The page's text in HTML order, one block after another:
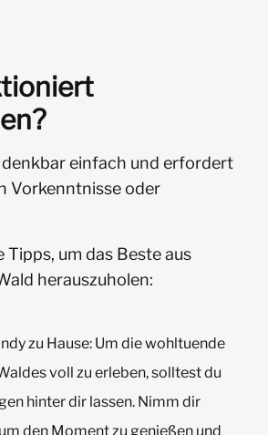
einfach und erfordert
Vorkenntnisse oder
Tipps, um das Beste aus
herauszuholen:
zu Hause: Um die wohltuende
voll zu erleben, solltest du
hinter dir lassen. Nimm dir
den Moment zu genießen und